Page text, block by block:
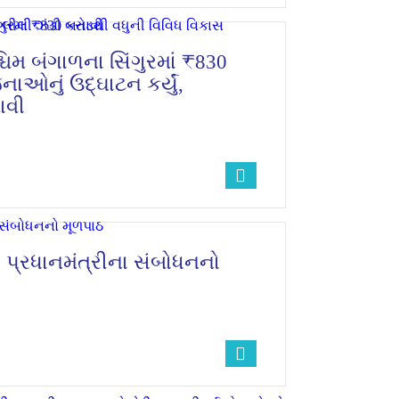
બંગાળના સિંગુરમાં ₹830
ઉદ્ઘાટન કર્યું,
પ્રધાનમંત્રીના સંબોધનનો